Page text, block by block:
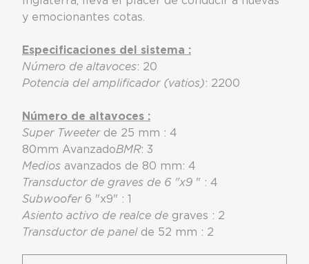
y emocionantes cotas.
Especificaciones del sistema :
Número de altavoces: 20
Potencia del amplificador (vatios): 2200
Número de altavoces :
Super Tweeterde 25 mm : 4
80mm AvanzadoBMR: 3
Medios avanzados de 80 mm: 4
Transductor de graves de 6 "x9 " : 4
Subwoofer6 "x9" : 1
Asiento activo de realce de graves : 2
Transductor de panelde 52 mm : 2